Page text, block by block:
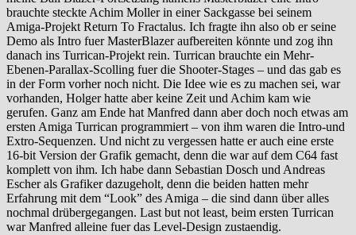
brauchte steckte Achim Moller in einer Sackgasse bei seinem
Amiga-Projekt Return To Fractalus. Ich fragte ihn also ob er seine
Demo als Intro fuer MasterBlazer aufbereiten könnte und zog ihn
danach ins Turrican-Projekt rein. Turrican brauchte ein Mehr-
Ebenen-Parallax-Scolling fuer die Shooter-Stages – und das gab es
in der Form vorher noch nicht. Die Idee wie es zu machen sei, war
vorhanden, Holger hatte aber keine Zeit und Achim kam wie
gerufen. Ganz am Ende hat Manfred dann aber doch noch etwas am
ersten Amiga Turrican programmiert – von ihm waren die Intro-und
Extro-Sequenzen. Und nicht zu vergessen hatte er auch eine erste
16-bit Version der Grafik gemacht, denn die war auf dem C64 fast
komplett von ihm. Ich habe dann Sebastian Dosch und Andreas
Escher als Grafiker dazugeholt, denn die beiden hatten mehr
Erfahrung mit dem “Look” des Amiga – die sind dann über alles
nochmal drübergegangen. Last but not least, beim ersten Turrican
war Manfred alleine fuer das Level-Design zustaendig.